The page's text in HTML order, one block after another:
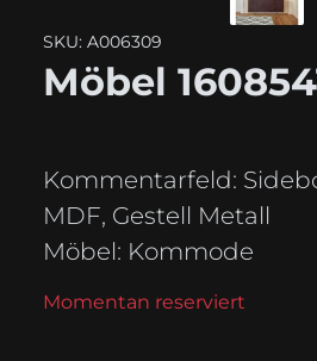
SKU: A006309
Möbel
Kommentarfeld:
MDF, Gestell Metall
Möbel: Kommode
Momentan reserviert